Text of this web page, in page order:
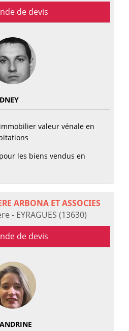
de devis
valeur vénale en
les biens vendus en
ARBONA ET ASSOCIES
- EYRAGUES (13630)
de devis